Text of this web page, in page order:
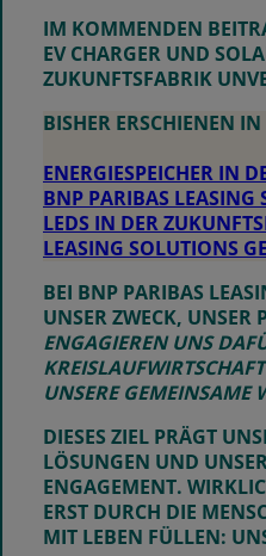
IM KOMMENDEN
EV CHARGER UND
ZUKUNFTSFABRIK
BISHER ERSCHIENEN IN
ENERGIESPEICHER IN
BNP PARIBAS LEASING
LEDS IN DER
LEASING SOLUTIONS
BEI BNP PARIBAS
UNSER ZWECK, UNSER
ENGAGIEREN UNS
KREISLAUFWIRTSCHAFT
NSERE GEMEINSAME
DIESES ZIEL PRÄGT
LÖSUNGEN UND
ENGAGEMENT.
ERST DURCH DIE
MIT LEBEN FÜLLEN: